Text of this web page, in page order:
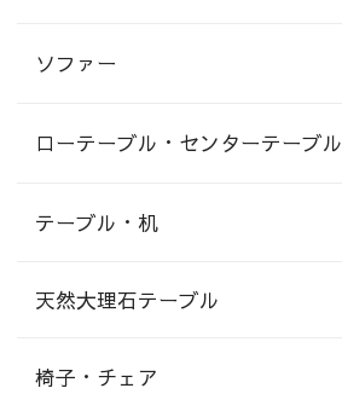
ソファー
ローテーブル・センターテーブル
テーブル・机
天然大理石テーブル
椅子・チェア